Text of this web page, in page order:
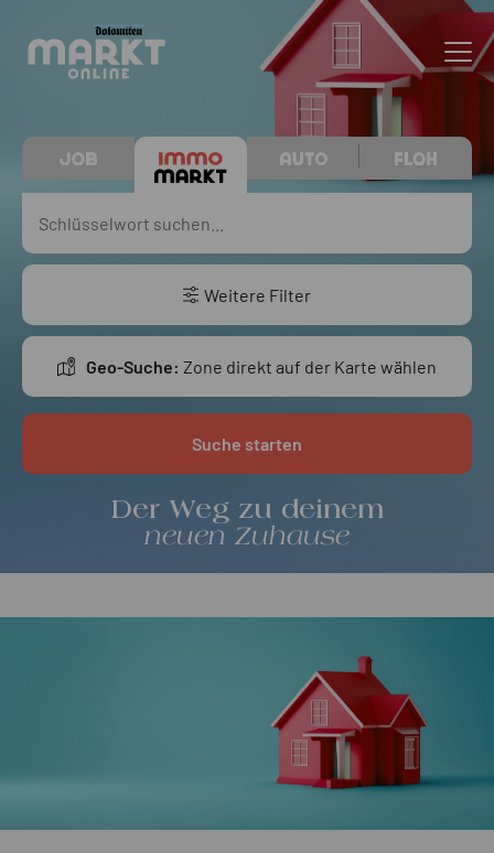
Der Weg zu deinem
neuen Zuhause
Weitere Filter
Geo-Suche: Zone direkt auf der Karte wählen
Suche starten